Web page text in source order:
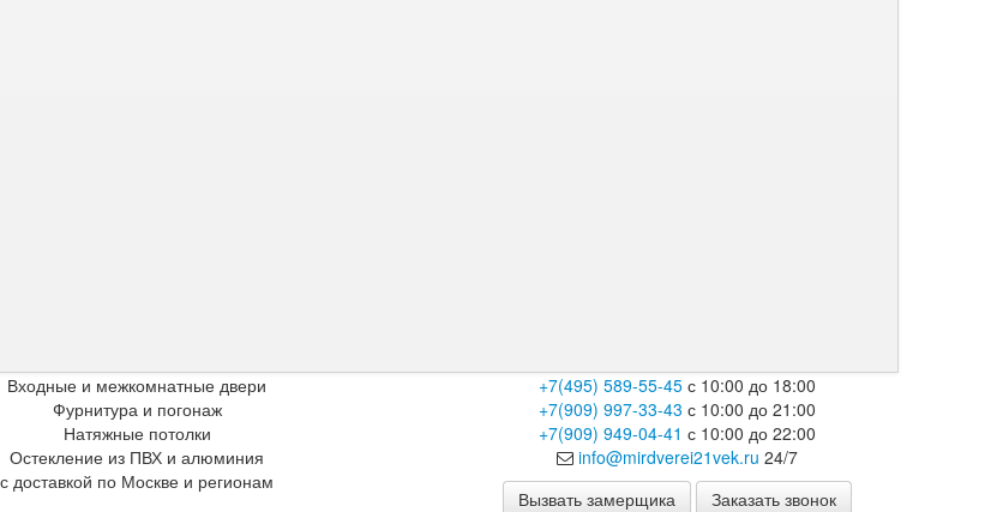
Входные и межкомнатные двери
Фурнитура и погонаж
Натяжные потолки
Остекление из ПВХ и алюминия
с доставкой по Москве и регионам
+7(495) 589-55-45с 10:00 до 18:00
+7(909) 997-33-43 с 10:00 до 21:00
+7(909) 949-04-41 с 10:00 до 22:00
info@mirdverei21vek.ru 24/7
Вызвать замерщика
Заказать звонок